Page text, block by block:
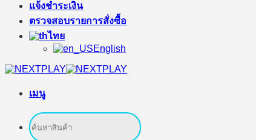
แจ้งชำระเงิน
ตรวจสอบรายการสั่งซื้อ
ไทย
English
เมนู
ค้นหา: